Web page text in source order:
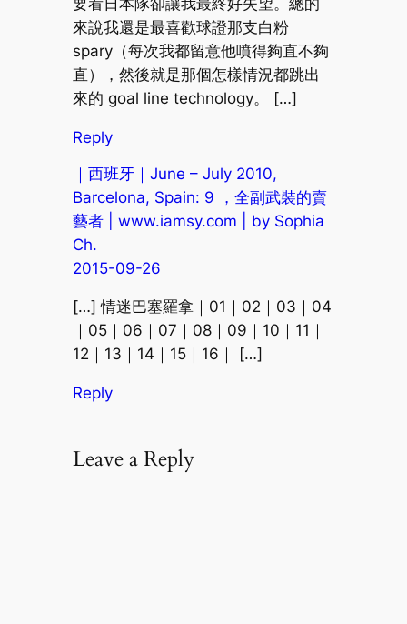
要看日本隊卻讓我最終好失望。總的
來說我還是最喜歡球證那支白粉
spary（每次我都留意他噴得夠直不夠
直），然後就是那個怎樣情況都跳出
來的 goal line technology。 […]
Reply
｜西班牙｜June – July 2010,
Barcelona, Spain: 9 ，全副武裝的賣
藝者 | www.iamsy.com | by Sophia
Ch.
2015-09-26
[…] 情迷巴塞羅拿｜01｜02｜03｜04
｜05｜06｜07｜08｜09｜10｜11｜
12｜13｜14｜15｜16｜ […]
Reply
Leave a Reply